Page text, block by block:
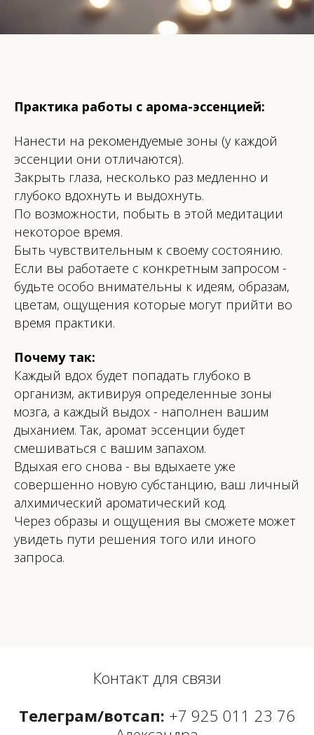
Практика работы с арома-эссенцией:
Нанести на рекомендуемые зоны (у каждой
эссенции они отличаются).
Закрыть глаза, несколько раз медленно и
глубоко вдохнуть и выдохнуть.
По возможности, побыть в этой медитации
некоторое время.
Быть чувствительным к своему состоянию.
Если вы работаете с конкретным запросом -
будьте особо внимательны к идеям, образам,
цветам, ощущения которые могут прийти во
время практики.
Почему так:
Каждый вдох будет попадать глубоко в
организм, активируя определенные зоны
мозга, а каждый выдох - наполнен вашим
дыханием. Так, аромат эссенции будет
смешиваться с вашим запахом.
Вдыхая его снова - вы вдыхаете уже
совершенно новую субстанцию, ваш личный
алхимический ароматический код.
Через образы и ощущения вы сможете может
увидеть пути решения того или иного
запроса.
Контакт для связи
Телеграм/вотсап: +7 925 011 23 76